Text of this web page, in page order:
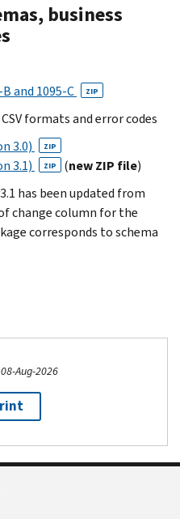
business
and 1095-C ZIP
formats and error codes
3.0) ZIP
3.1) ZIP (new ZIP file)
has been updated from
change column for the
corresponds to schema
Aug-2026